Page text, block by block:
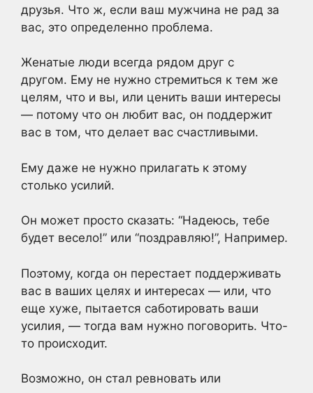
друзья. Что ж, если ваш мужчина не рад за
вас, это определенно проблема.
Женатые люди всегда рядом друг с
другом. Ему не нужно стремиться к тем же
целям, что и вы, или ценить ваши интересы
— потому что он любит вас, он поддержит
вас в том, что делает вас счастливыми.
Ему даже не нужно прилагать к этому
столько усилий.
Он может просто сказать: “Надеюсь, тебе
будет весело!” или “поздравляю!”, Например.
Поэтому, когда он перестает поддерживать
вас в ваших целях и интересах — или, что
еще хуже, пытается саботировать ваши
усилия, — тогда вам нужно поговорить. Что-
то происходит.
Возможно, он стал ревновать или